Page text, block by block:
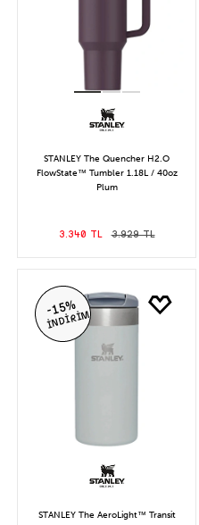
STANLEY The Quencher H2.O
FlowState™ Tumbler 1.18L / 40oz
Plum
3.340 TL 3.929 TL
-15%
İNDİRİM
STANLEY The AeroLight™ Transit